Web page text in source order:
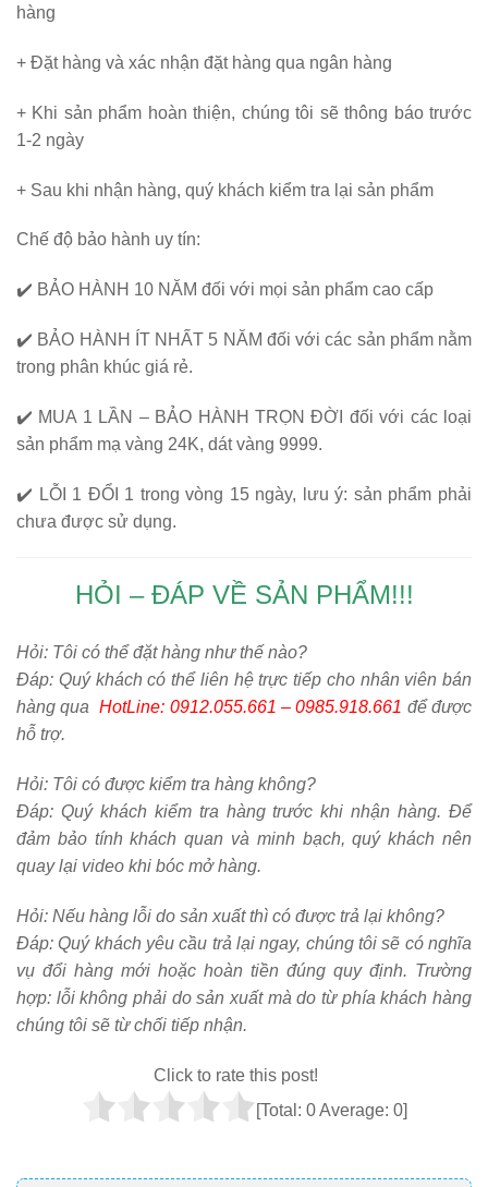
hàng
+ Đặt hàng và xác nhận đặt hàng qua ngân hàng
+ Khi sản phẩm hoàn thiện, chúng tôi sẽ thông báo trước
1-2 ngày
+ Sau khi nhận hàng, quý khách kiểm tra lại sản phẩm
Chế độ bảo hành uy tín:
✔️ BẢO HÀNH 10 NĂM đối với mọi sản phẩm cao cấp
✔️ BẢO HÀNH ÍT NHẤT 5 NĂM đối với các sản phẩm nằm
trong phân khúc giá rẻ.
✔️ MUA 1 LẦN – BẢO HÀNH TRỌN ĐỜI đối với các loại
sản phẩm mạ vàng 24K, dát vàng 9999.
✔️ LỖI 1 ĐỔI 1 trong vòng 15 ngày, lưu ý: sản phẩm phải
chưa được sử dụng.
HỎI – ĐÁP VỀ SẢN PHẨM!!!
Hỏi: Tôi có thể đặt hàng như thế nào?
Đáp: Quý khách có thể liên hệ trực tiếp cho nhân viên bán
hàng qua HotLine: 0912.055.661 – 0985.918.661 để được
hỗ trợ.
Hỏi: Tôi có được kiểm tra hàng không?
Đáp: Quý khách kiểm tra hàng trước khi nhận hàng. Để
đảm bảo tính khách quan và minh bạch, quý khách nên
quay lại video khi bóc mở hàng.
Hỏi: Nếu hàng lỗi do sản xuất thì có được trả lại không?
Đáp: Quý khách yêu cầu trả lại ngay, chúng tôi sẽ có nghĩa
vụ đổi hàng mới hoặc hoàn tiền đúng quy định. Trường
hợp: lỗi không phải do sản xuất mà do từ phía khách hàng
chúng tôi sẽ từ chối tiếp nhận.
Click to rate this post!
[Total: 0Average: 0]